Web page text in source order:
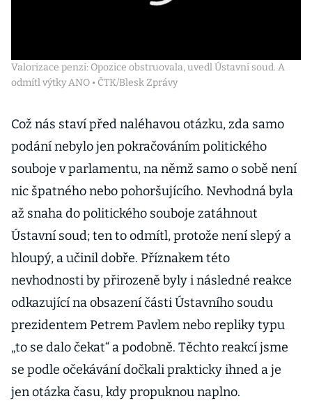
Valorizace penzí: Opozice obstruovala, uvedl Ústavní soud. A
odmítl výtky ANO • ČTK/Blesk Zprávy
Což nás staví před naléhavou otázku, zda samo
podání nebylo jen pokračováním politického
souboje v parlamentu, na němž samo o sobě není
nic špatného nebo pohoršujícího. Nevhodná byla
až snaha do politického souboje zatáhnout
Ústavní soud; ten to odmítl, protože není slepý a
hloupý, a učinil dobře. Příznakem této
nevhodnosti by přirozeně byly i následné reakce
odkazující na obsazení části Ústavního soudu
prezidentem Petrem Pavlem nebo repliky typu
„to se dalo čekat“ a podobně. Těchto reakcí jsme
se podle očekávání dočkali prakticky ihned a je
jen otázka času, kdy propuknou naplno.